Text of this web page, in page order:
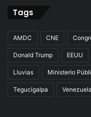
Tags
AMDC CNE
Donald Trump EEUU
Lluvias Ministerio
Tegucigalpa Venezuela